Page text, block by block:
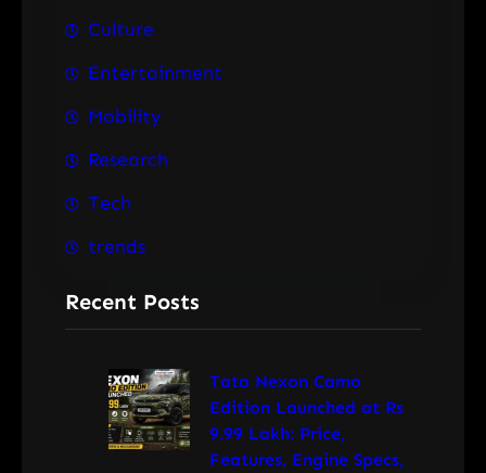
Culture
Entertainment
Mobility
Research
Tech
trends
Recent Posts
Tata Nexon Camo
Edition Launched at Rs
9.99 Lakh: Price,
Features, Engine Specs,